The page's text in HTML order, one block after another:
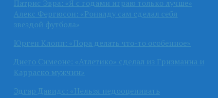
Патрис Эвра: «Я с годами играю только лучше»
Алекс Фергюсон: «Роналду сам сделал себя
звездой футбола»
Юрген Клопп: «Пора делать что-то особенное»
Диего Симеоне: «Атлетико» сделал из Гризманна и
Карраско мужчин»
Эдгар Давидс: «Нельзя недооценивать